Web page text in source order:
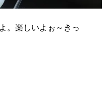
。楽しいよぉ～きっ